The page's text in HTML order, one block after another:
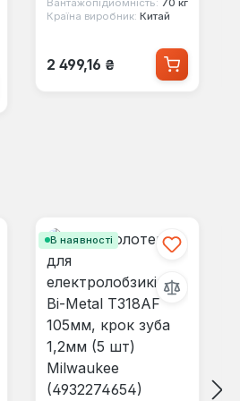
Вантажопідйомність: 70 кг
Країна виробник: Китай
Звичайна ціна:
2 499,16 ₴
В наявності